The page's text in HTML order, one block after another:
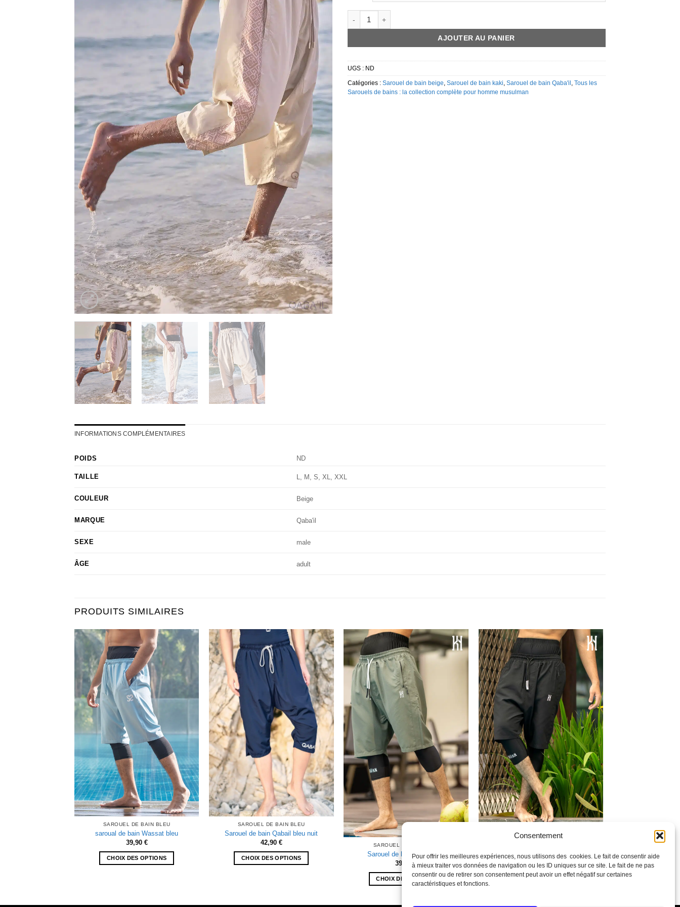
Consentement
Pour offrir les meilleures expériences, nous utilisons des cookies. Le fait de consentir aide
à mieux traiter vos données de navigation ou les ID uniques sur ce site. Le fait de ne pas
consentir ou de retirer son consentement peut avoir un effet négatif sur certaines
caractéristiques et fonctions.
quantité de maillot de bain qabail etniz beige
AJOUTER AU PANIER
UGS : ND
Catégories : Sarouel de bain beige Sarouel de bain kaki Sarouel de bain Qaba'il Tous les
Sarouels de bains : la collection complète pour homme musulman
INFORMATIONS COMPLÉMENTAIRES
POIDS ND
TAILLE L, M, S, XL, XXL
COULEUR Beige
MARQUE Qaba'il
SEXE male
ÂGE adult
PRODUITS SIMILAIRES
SAROUEL DE BAIN BLEU
saroual de bain Wassat bleu
39,90 €
CHOIX DES OPTIONS
SAROUEL DE BAIN BLEU
Sarouel de bain Qabail bleu nuit
42,90 €
CHOIX DES OPTIONS
SAROUEL DE BAIN KAKI
Sarouel de bain kyYn Kaki
39,90€
CHOIX DES OPTIONS
Sarouel de bain kyYn Noir
39,90€
CHOIX DES OPTIONS